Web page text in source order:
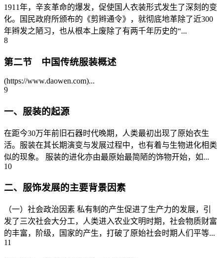
1911年，辛亥革命的爆发，促使国人衣装形式发生了深刻的变
化。国民政府所颁布的《剪辫通令》，就彻底地革除了近300
年辫发之陋习，也从根本上废除了有两千年历史的“...
8
第二节 中国传统服装概述
(https://www.daowen.com)...
9
一、服装的起源
在距今30万年前旧石器时代晚期，人类最初出现了原始衣生
活。服装在其长期演变与发展过程中，也有着与生物进化相类
似的现象。 服装的进化亦由最原始最简陋的饰物开始，如...
10
二、服饰发展的主要背景因素
（一）社会政治因素 私有制的产生促进了生产力的发展，引
发了三次社会大分工，人类进入农业文明时期，社会物质财富
的丰富，阶级，国家的产生，打破了原始社会时期人们平等...
11